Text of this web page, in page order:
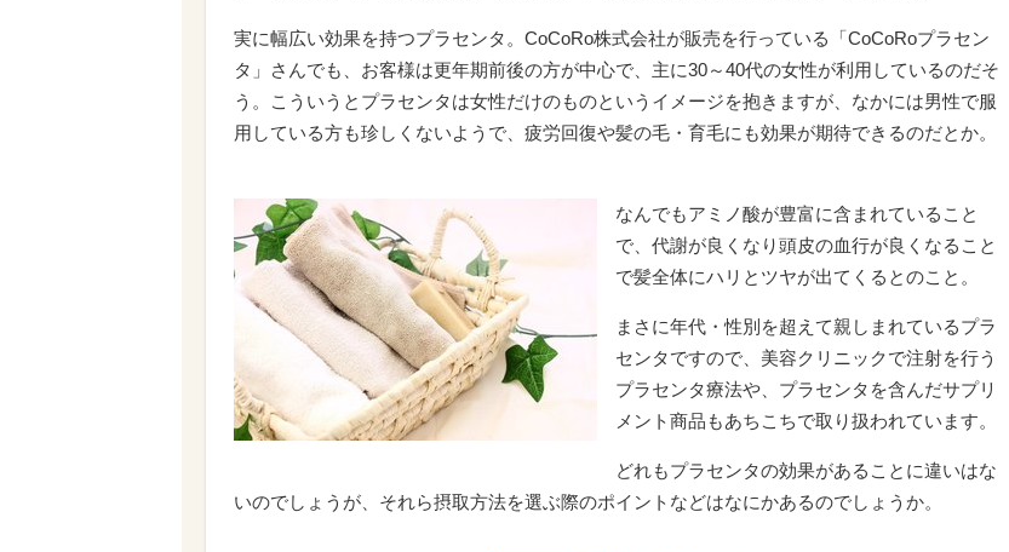
実に幅広い効果を持つプラセンタ。CoCoRo株式会社が販売を行っている「CoCoRoプラセン
タ」さんでも、お客様は更年期前後の方が中心で、主に30～40代の女性が利用しているのだそ
う。こういうとプラセンタは女性だけのものというイメージを抱きますが、なかには男性で服
用している方も珍しくないようで、疲労回復や髪の毛・育毛にも効果が期待できるのだとか。
なんでもアミノ酸が豊富に含まれていること
で、代謝が良くなり頭皮の血行が良くなること
で髪全体にハリとツヤが出てくるとのこと。
まさに年代・性別を超えて親しまれているプラ
センタですので、美容クリニックで注射を行う
プラセンタ療法や、プラセンタを含んだサプリ
メント商品もあちこちで取り扱われています。
どれもプラセンタの効果があることに違いはな
いのでしょうが、それら摂取方法を選ぶ際のポイントなどはなにかあるのでしょうか。